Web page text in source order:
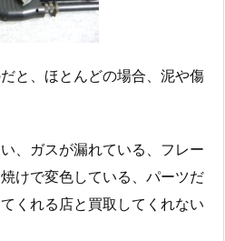
と、ほとんどの場合、泥や傷
、ガスが漏れている、フレー
けで変色している、パーツだ
くれる店と買取してくれない